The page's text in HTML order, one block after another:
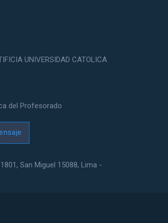
UNIVERSIDAD CATOLICA
del Profesorado
San Miguel 15088, Lima -